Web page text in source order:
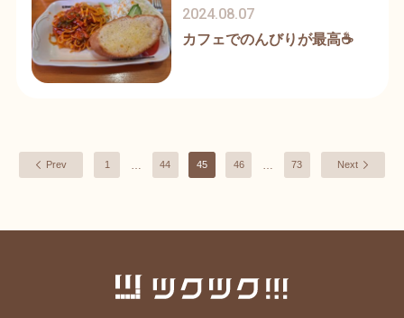
カフェでのんびりが最高☕
2024.08.07
Prev 1 44 45 46 73 Next